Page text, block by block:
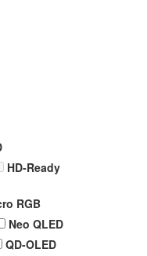
HD-Ready
RGB
Neo QLED
QD-OLED